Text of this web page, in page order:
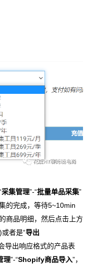
采集管理”-“批量单品采集”
的完成，等待5~10min
商品明细，然后点击上方
者是“导出
导出响应格式的产品表
理”-“Shopify商品导入”，